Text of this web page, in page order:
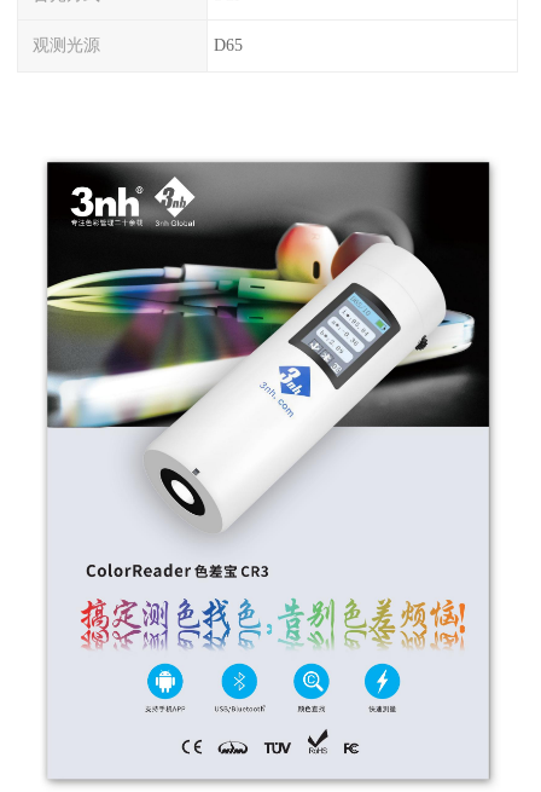
观测光源 D65